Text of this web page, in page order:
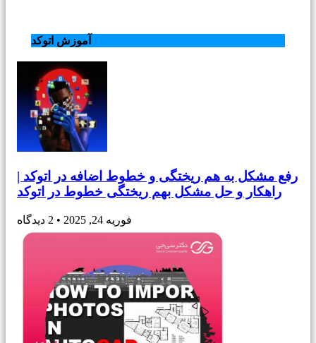
آموزش اتوکد
رفع مشکل به هم ریختگی و خطوط اضافه در اتوکد |
راهکار و حل مشکل بهم ریختگی خطوط در اتوکد
فوریه 24, 2025